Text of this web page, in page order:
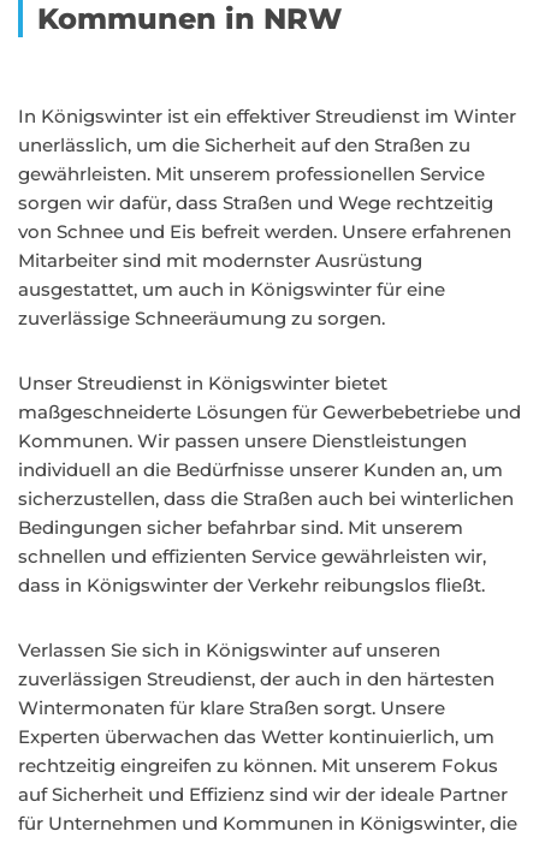
Kommunen in NRW
In Königswinter ist ein effektiver Streudienst im Winter
unerlässlich, um die Sicherheit auf den Straßen zu
gewährleisten. Mit unserem professionellen Service
sorgen wir dafür, dass Straßen und Wege rechtzeitig
von Schnee und Eis befreit werden. Unsere erfahrenen
Mitarbeiter sind mit modernster Ausrüstung
ausgestattet, um auch in Königswinter für eine
zuverlässige Schneeräumung zu sorgen.
Unser Streudienst in Königswinter bietet
maßgeschneiderte Lösungen für Gewerbebetriebe und
Kommunen. Wir passen unsere Dienstleistungen
individuell an die Bedürfnisse unserer Kunden an, um
sicherzustellen, dass die Straßen auch bei winterlichen
Bedingungen sicher befahrbar sind. Mit unserem
schnellen und effizienten Service gewährleisten wir,
dass in Königswinter der Verkehr reibungslos fließt.
Verlassen Sie sich in Königswinter auf unseren
zuverlässigen Streudienst, der auch in den härtesten
Wintermonaten für klare Straßen sorgt. Unsere
Experten überwachen das Wetter kontinuierlich, um
rechtzeitig eingreifen zu können. Mit unserem Fokus
auf Sicherheit und Effizienz sind wir der ideale Partner
für Unternehmen und Kommunen in Königswinter, die